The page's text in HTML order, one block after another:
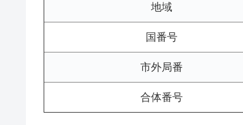
地域
国番号
市外局番
合体番号